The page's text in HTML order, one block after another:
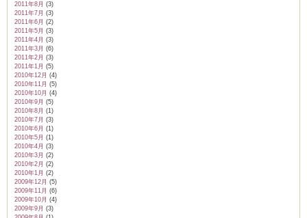
2011年8月 (3)
2011年7月 (3)
2011年6月 (2)
2011年5月 (3)
2011年4月 (3)
2011年3月 (6)
2011年2月 (3)
2011年1月 (5)
2010年12月 (4)
2010年11月 (5)
2010年10月 (4)
2010年9月 (5)
2010年8月 (1)
2010年7月 (3)
2010年6月 (1)
2010年5月 (1)
2010年4月 (3)
2010年3月 (2)
2010年2月 (2)
2010年1月 (2)
2009年12月 (5)
2009年11月 (6)
2009年10月 (4)
2009年9月 (3)